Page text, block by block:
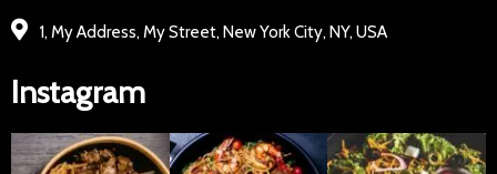
1, My Address, My Street, New York City, NY, USA
Instagram